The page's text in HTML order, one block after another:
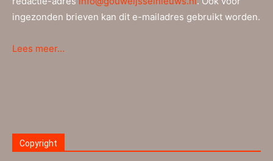
ingezonden brieven kan dit e-mailadres gebruikt worden.
Lees meer…
Copyright